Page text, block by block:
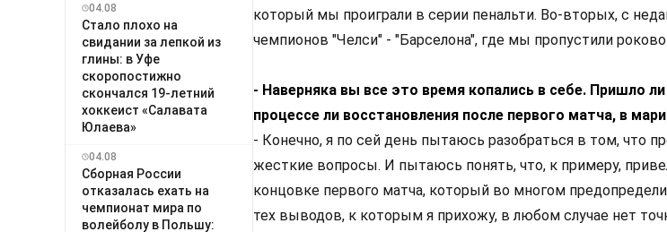
04.08
Стало плохо на
свидании за лепкой из
глины: в Уфе
скоропостижно
скончался 19-летний
хоккеист «Салавата
Юлаева»
04.08
Сборная России
отказалась ехать на
чемпионат мира по
волейболу в Польшу:
который мы проиграли в серии пенальти. Во-вторых, с
чемпионов "Челси" - "Барселона", где мы пропустили
- Наверняка вы все это время копались в себе. Пришло
процессе ли восстановления после первого матча, в
- Конечно, я по сей день пытаюсь разобраться в том, что
жесткие вопросы. И пытаюсь понять, что, к примеру,
концовке первого матча, который во многом
тех выводов, к которым я прихожу, в любом случае нет